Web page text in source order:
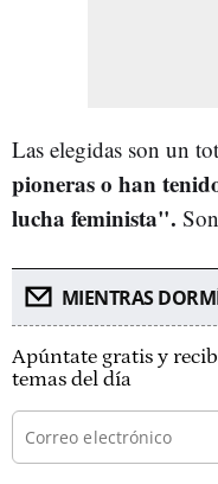
Las elegidas son un
pioneras o han
lucha feminista".
MIENTRAS
Apúntate gratis y
temas del día